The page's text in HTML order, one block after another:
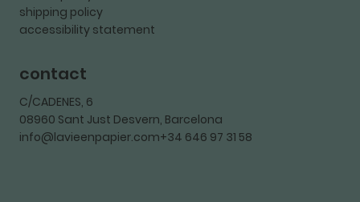
shipping policy
accessibility statement
contact
C/CADENES, 6
08960 Sant Just Desvern, Barcelona
info@lavieenpapier.com+34 646 97 31 58